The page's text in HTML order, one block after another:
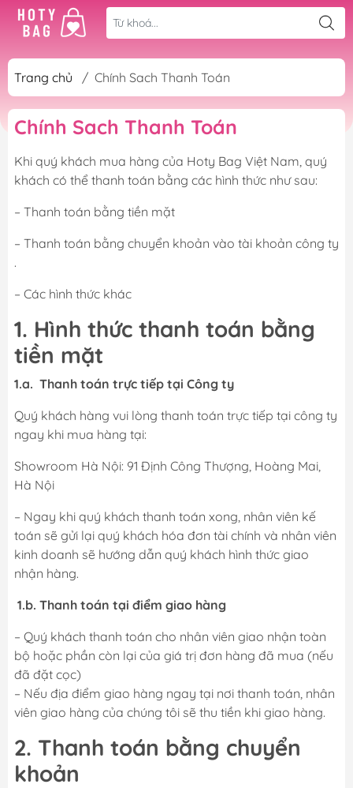
Trang chủ / Chính Sach Thanh Toán
Chính Sach Thanh Toán
Khi quý khách mua hàng của Hoty Bag Việt Nam, quý
khách có thể thanh toán bằng các hình thức như sau:
– Thanh toán bằng tiền mặt
– Thanh toán bằng chuyển khoản vào tài khoản công ty
.
– Các hình thức khác
1. Hình thức thanh toán bằng
tiền mặt
1.a. Thanh toán trực tiếp tại Công ty
Quý khách hàng vui lòng thanh toán trực tiếp tại công ty
ngay khi mua hàng tại:
Showroom Hà Nội: 91 Định Công Thượng, Hoàng Mai,
Hà Nội
– Ngay khi quý khách thanh toán xong, nhân viên kế
toán sẽ gửi lại quý khách hóa đơn tài chính và nhân viên
kinh doanh sẽ hướng dẫn quý khách hình thức giao
nhận hàng.
1.b. Thanh toán tại điểm giao hàng
– Quý khách thanh toán cho nhân viên giao nhận toàn
bộ hoặc phần còn lại của giá trị đơn hàng đã mua (nếu
đã đặt cọc)
– Nếu địa điểm giao hàng ngay tại nơi thanh toán, nhân
viên giao hàng của chúng tôi sẽ thu tiền khi giao hàng.
2. Thanh toán bằng chuyển
khoản